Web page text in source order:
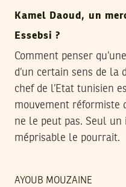
Kamel Daoud, un
Essebsi ?
Comment penser
d’un certain sens de la
chef de l’Etat tunisien
mouvement réformiste
ne le peut pas. Seul
méprisable le pourrait.
AYOUB MOUZAINE